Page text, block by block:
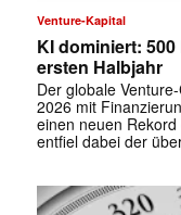
Venture-Kapital
KI dominiert:
ersten Halbjahr
Der globale
2026 mit
einen neuen
entfiel dabei der